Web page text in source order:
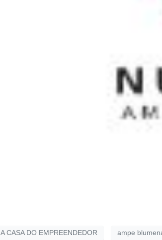
A CASA DO EMPREENDEDOR ampe